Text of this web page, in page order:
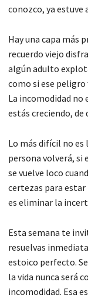
conozco, ya estuve
Hay una capa más
recuerdo viejo
algún adulto
como si ese peligro
La incomodidad no
estás creciendo, de
Lo más difícil no es
persona volverá, si
se vuelve loco
certezas para
es eliminar la
Esta semana te
resuelvas
estoico perfecto.
la vida nunca será
incomodidad. Esa